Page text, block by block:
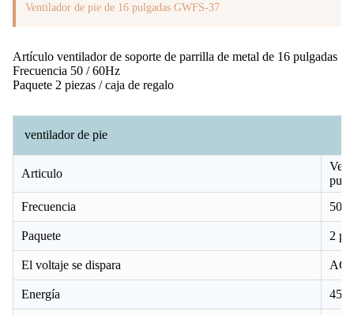
Ventilador de pie de 16 pulgadas GWFS-37
Artículo ventilador de soporte de parrilla de metal de 16 pulgadas
Frecuencia 50 / 60Hz
Paquete 2 piezas / caja de regalo
ventilador de pie
Articulo
Frecuencia
50/
Paquete 2
El voltaje se dispara
Energía 45W